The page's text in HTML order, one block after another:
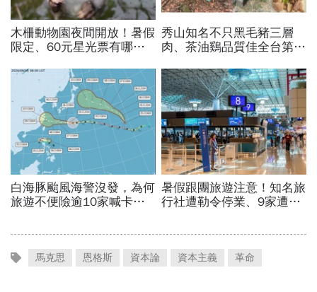
馬克思 恩格斯 資本論 資本主義 革命